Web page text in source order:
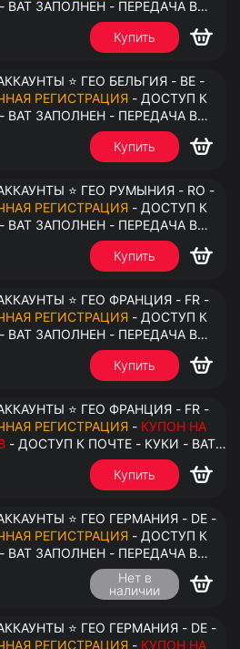
ВАТ ЗАПОЛНЕН - ПЕРЕДАЧА В
Купить
АККАУНТЫ ⭐ ГЕО БЕЛЬГИЯ - BE -
РЕГИСТРАЦИЯ - ДОСТУП К
ВАТ ЗАПОЛНЕН - ПЕРЕДАЧА В
Купить
АККАУНТЫ ⭐ ГЕО РУМЫНИЯ - RO -
РЕГИСТРАЦИЯ - ДОСТУП К
ВАТ ЗАПОЛНЕН - ПЕРЕДАЧА В
Купить
АККАУНТЫ ⭐ ГЕО ФРАНЦИЯ - FR -
РЕГИСТРАЦИЯ
ВАТ ЗАПОЛНЕН - ПЕРЕДАЧА В
Купить
АККАУНТЫ ⭐ ГЕО ФРАНЦИЯ - FR -
РЕГИСТРАЦИЯ - КУПОН НА
- ДОСТУП К ПОЧТЕ - КУКИ - ВАТ
В АНТИДЕТЕКТ
Купить
АККАУНТЫ ⭐ ГЕО ГЕРМАНИЯ - DE -
РЕГИСТРАЦИЯ - ДОСТУП К
ВАТ ЗАПОЛНЕН - ПЕРЕДАЧА В
Нет в
наличии
АККАУНТЫ ⭐ ГЕО ГЕРМАНИЯ - DE -
РЕГИСТРАЦИЯ - КУПОН НА